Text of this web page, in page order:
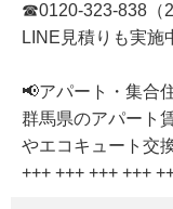
☎0120-323-838（
LINE見積りも実施
📢アパート・集合
群馬県のアパート
やエコキュート交
+++ +++ +++ +++